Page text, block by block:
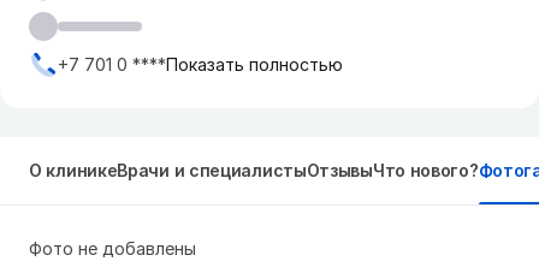
+7 701 0 ****Показать полностью
О клиникеВрачи и специалистыОтзывыЧто нового?
Фото не добавлены